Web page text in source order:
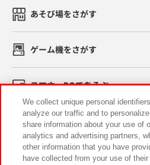
あそび場をさがす
ゲーム機をさがす
スマホ・PCであそぶ
イベント・キャンペーン
We collect unique personal
analyze our traffic and to
share information about your use of
analytics and advertising partners,
other information that you have
have collected from your use of